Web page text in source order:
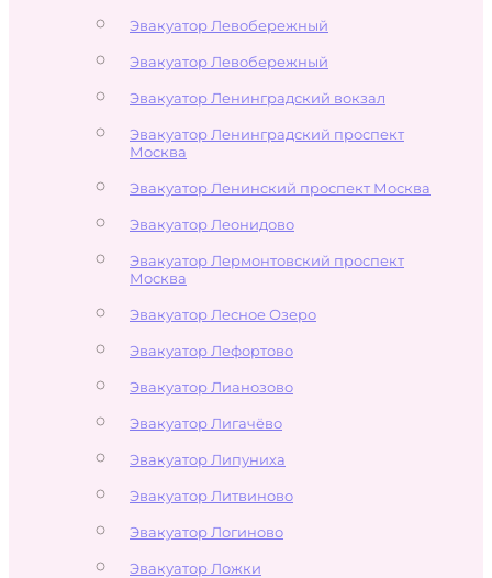
Эвакуатор Левобережный
Эвакуатор Левобережный
Эвакуатор Ленинградский вокзал
Эвакуатор Ленинградский проспект
Москва
Эвакуатор Ленинский проспект Москва
Эвакуатор Леонидово
Эвакуатор Лермонтовский проспект
Москва
Эвакуатор Лесное Озеро
Эвакуатор Лефортово
Эвакуатор Лианозово
Эвакуатор Лигачёво
Эвакуатор Липуниха
Эвакуатор Литвиново
Эвакуатор Логиново
Эвакуатор Ложки